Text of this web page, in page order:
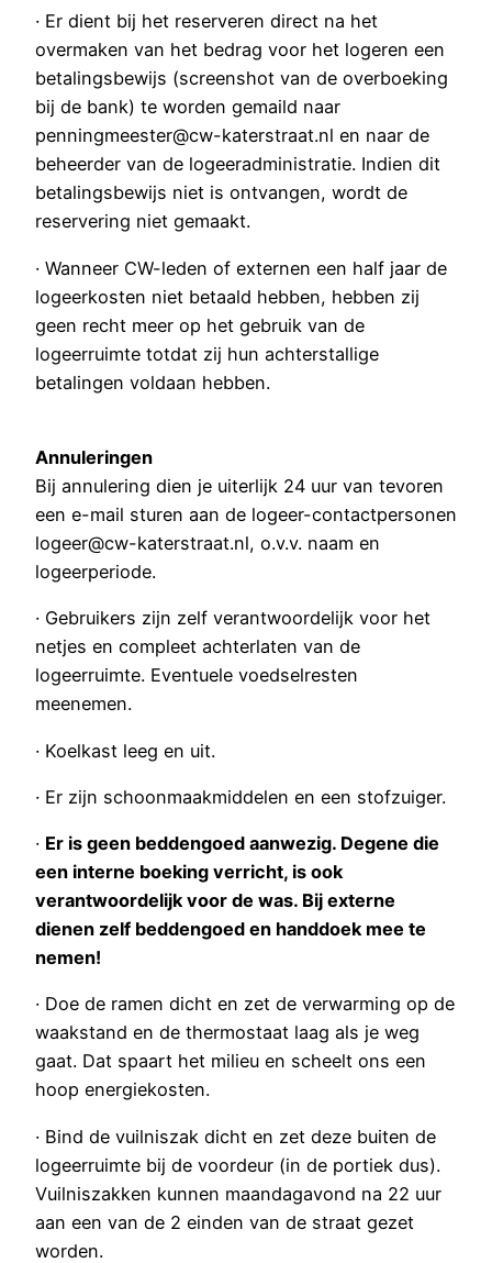
· Er dient bij het reserveren direct na het
overmaken van het bedrag voor het logeren een
betalingsbewijs (screenshot van de overboeking
bij de bank) te worden gemaild naar
penningmeester@cw-katerstraat.nl en naar de
beheerder van de logeeradministratie. Indien dit
betalingsbewijs niet is ontvangen, wordt de
reservering niet gemaakt.
· Wanneer CW-leden of externen een half jaar de
logeerkosten niet betaald hebben, hebben zij
geen recht meer op het gebruik van de
logeerruimte totdat zij hun achterstallige
betalingen voldaan hebben.
Annuleringen
Bij annulering dien je uiterlijk 24 uur van tevoren
een e-mail sturen aan de logeer-contactpersonen
logeer@cw-katerstraat.nl, o.v.v. naam en
logeerperiode.
· Gebruikers zijn zelf verantwoordelijk voor het
netjes en compleet achterlaten van de
logeerruimte. Eventuele voedselresten
meenemen.
· Koelkast leeg en uit.
· Er zijn schoonmaakmiddelen en een stofzuiger.
· Er is geen beddengoed aanwezig. Degene die
een interne boeking verricht, is ook
verantwoordelijk voor de was. Bij externe
dienen zelf beddengoed en handdoek mee te
nemen!
· Doe de ramen dicht en zet de verwarming op de
waakstand en de thermostaat laag als je weg
gaat. Dat spaart het milieu en scheelt ons een
hoop energiekosten.
· Bind de vuilniszak dicht en zet deze buiten de
logeerruimte bij de voordeur (in de portiek dus).
Vuilniszakken kunnen maandagavond na 22 uur
aan een van de 2 einden van de straat gezet
worden.